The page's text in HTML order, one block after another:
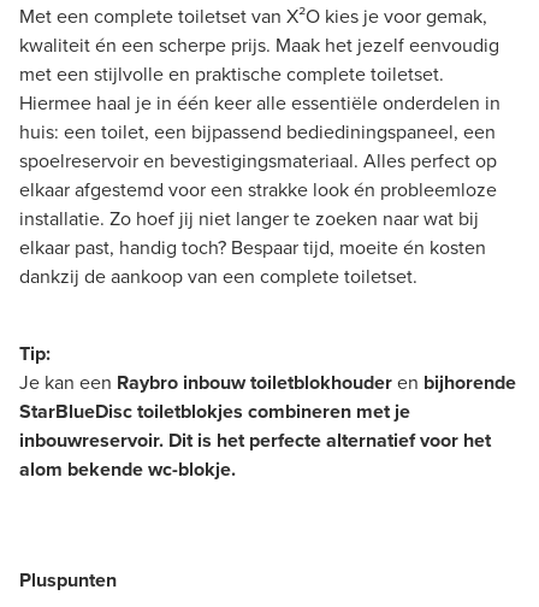
Met een complete toiletset van X²O kies je voor gemak,
kwaliteit én een scherpe prijs. Maak het jezelf eenvoudig
met een stijlvolle en praktische complete toiletset.
Hiermee haal je in één keer alle essentiële onderdelen in
huis: een toilet, een bijpassend bediediningspaneel, een
spoelreservoir en bevestigingsmateriaal. Alles perfect op
elkaar afgestemd voor een strakke look én probleemloze
installatie. Zo hoef jij niet langer te zoeken naar wat bij
elkaar past, handig toch? Bespaar tijd, moeite én kosten
dankzij de aankoop van een complete toiletset.
Tip:
Je kan een Raybro inbouw toiletblokhouderen bijhorende
StarBlueDisc toiletblokjes combineren met je
inbouwreservoir. Dit is het perfecte alternatief voor het
alom bekende wc-blokje.
Pluspunten